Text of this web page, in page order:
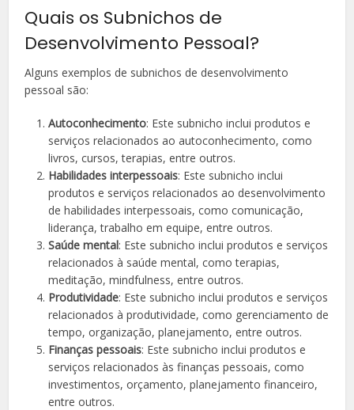
Quais os Subnichos de
Desenvolvimento Pessoal?
Alguns exemplos de subnichos de desenvolvimento
pessoal são:
Autoconhecimento: Este subnicho inclui produtos e
serviços relacionados ao autoconhecimento, como
livros, cursos, terapias, entre outros.
Habilidades interpessoais: Este subnicho inclui
produtos e serviços relacionados ao desenvolvimento
de habilidades interpessoais, como comunicação,
liderança, trabalho em equipe, entre outros.
Saúde mental: Este subnicho inclui produtos e serviços
relacionados à saúde mental, como terapias,
meditação, mindfulness, entre outros.
Produtividade: Este subnicho inclui produtos e serviços
relacionados à produtividade, como gerenciamento de
tempo, organização, planejamento, entre outros.
Finanças pessoais: Este subnicho inclui produtos e
serviços relacionados às finanças pessoais, como
investimentos, orçamento, planejamento financeiro,
entre outros.